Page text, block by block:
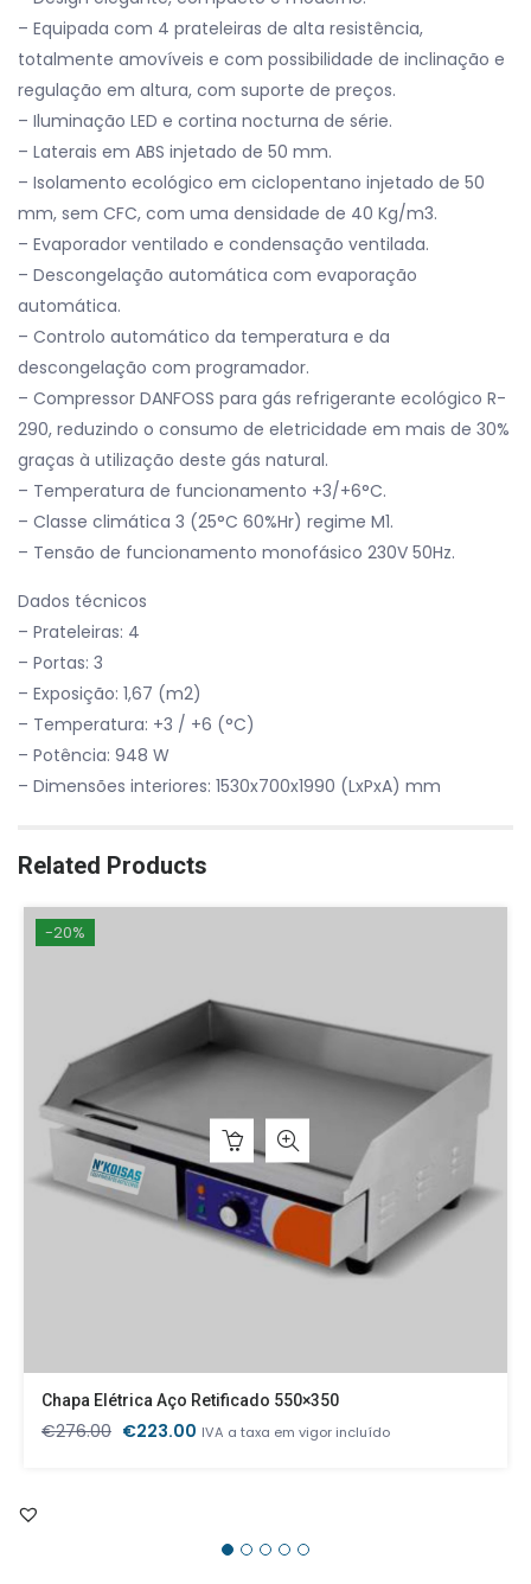
– Equipada com 4 prateleiras de alta resistência,
totalmente amovíveis e com possibilidade de inclinação e
regulação em altura, com suporte de preços.
– Iluminação LED e cortina nocturna de série.
– Laterais em ABS injetado de 50 mm.
– Isolamento ecológico em ciclopentano injetado de 50
mm, sem CFC, com uma densidade de 40 Kg/m3.
– Evaporador ventilado e condensação ventilada.
– Descongelação automática com evaporação
automática.
– Controlo automático da temperatura e da
descongelação com programador.
– Compressor DANFOSS para gás refrigerante ecológico R-
290, reduzindo o consumo de eletricidade em mais de 30%
graças à utilização deste gás natural.
– Temperatura de funcionamento +3/+6°C.
– Classe climática 3 (25°C 60%Hr) regime M1.
– Tensão de funcionamento monofásico 230V 50Hz.
Dados técnicos
– Prateleiras: 4
– Portas: 3
– Exposição: 1,67 (m2)
– Temperatura: +3 / +6 (°C)
– Potência: 948 W
– Dimensões interiores: 1530x700x1990 (LxPxA) mm
Related Products
-20%
Chapa Elétrica Aço Retificado 550×350
€276.00 O
€223.00 O
IVA a taxa em vigor incluído